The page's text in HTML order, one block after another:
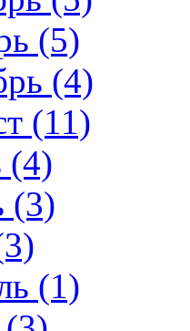
(5)
(4)
(11)
(4)
(3)
(1)